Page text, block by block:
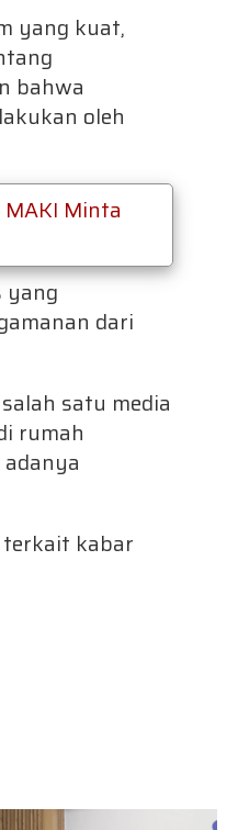
yang kuat,
bahwa
oleh
Minta
yang
dari
satu media
rumah
terkait kabar